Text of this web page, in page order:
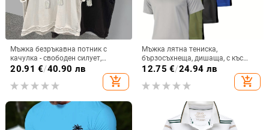
Мъжка безръкавна потник с
качулка - свободен силует,
полиестер, стил Хонгконг, лято
20.91 €/40.90 лв
add_shopping_cart
Мъжка лятна тениска,
бързосъхнеща, дишаща, с къс
ръкав, летни спортове,
абсорбиращи потта, едноцветна,
за ежедневие, ежедневна,
12.75 €/24.94 лв
add_shopping_cart